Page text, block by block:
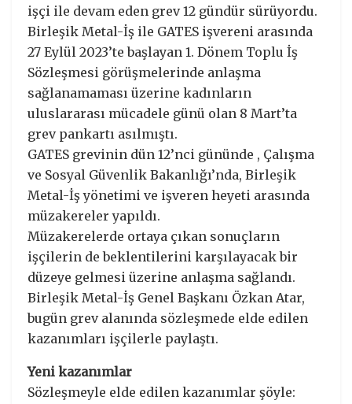
işçi ile devam eden grev 12 gündür sürüyordu.
Birleşik Metal-İş ile GATES işvereni arasında
27 Eylül 2023’te başlayan 1. Dönem Toplu İş
Sözleşmesi görüşmelerinde anlaşma
sağlanamaması üzerine kadınların
uluslararası mücadele günü olan 8 Mart’ta
grev pankartı asılmıştı.
GATES grevinin dün 12’nci gününde , Çalışma
ve Sosyal Güvenlik Bakanlığı’nda, Birleşik
Metal-İş yönetimi ve işveren heyeti arasında
müzakereler yapıldı.
Müzakerelerde ortaya çıkan sonuçların
işçilerin de beklentilerini karşılayacak bir
düzeye gelmesi üzerine anlaşma sağlandı.
Birleşik Metal-İş Genel Başkanı Özkan Atar,
bugün grev alanında sözleşmede elde edilen
kazanımları işçilerle paylaştı.
Yeni kazanımlar
Sözleşmeyle elde edilen kazanımlar şöyle: